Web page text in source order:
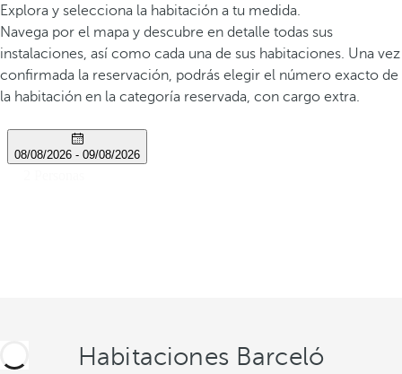
Explora y selecciona la habitación a tu medida.
Navega por el mapa y descubre en detalle todas sus
instalaciones, así como cada una de sus habitaciones. Una vez
confirmada la reservación, podrás elegir el número exacto de
la habitación en la categoría reservada, con cargo extra.
Habitaciones Barceló